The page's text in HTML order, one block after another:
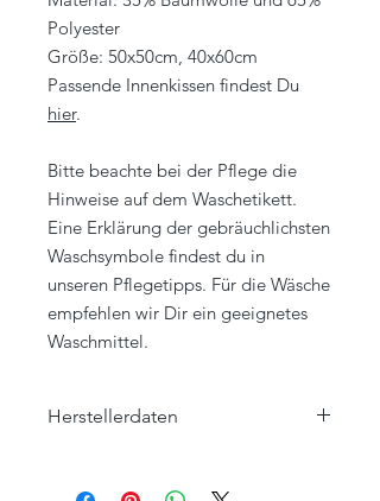
Polyester
Größe: 50x50cm, 40x60cm
Passende Innenkissen findest Du
hier.
Bitte beachte bei der Pflege die
Hinweise auf dem Waschetikett.
Eine Erklärung der gebräuchlichsten
Waschsymbole findest du in
unseren Pflegetipps. Für die Wäsche
empfehlen wir Dir ein geeignetes
Waschmittel.
Herstellerdaten
Orleansstraße 16